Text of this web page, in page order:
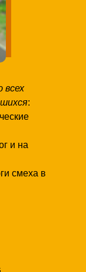
всех
:
и на
смеха в